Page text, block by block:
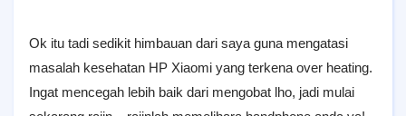
Ok itu tadi sedikit himbauan dari saya guna mengatasi
masalah kesehatan HP Xiaomi yang terkena over heating.
Ingat mencegah lebih baik dari mengobat lho, jadi mulai